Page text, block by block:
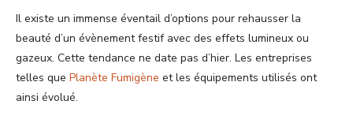
Il existe un immense éventail d’options pour rehausser la
beauté d’un évènement festif avec des effets lumineux ou
gazeux. Cette tendance ne date pas d’hier. Les entreprises
telles que Planète Fumigène et les équipements utilisés ont
ainsi évolué.